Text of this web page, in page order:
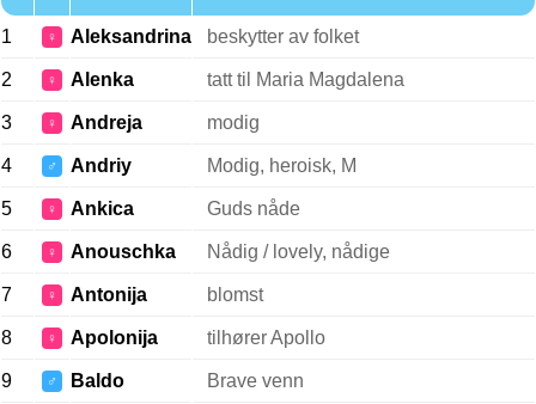
1 ♀ Aleksandrina beskytter av folket
2 ♀ Alenka tatt til Maria Magdalena
3 ♀ Andreja modig
4 ♂ Andriy Modig, heroisk, M
5 ♀ Ankica Guds nåde
6 ♀ Anouschka Nådig / lovely, nådige
7 ♀ Antonija blomst
8 ♀ Apolonija tilhører Apollo
9 ♂ Baldo Brave venn